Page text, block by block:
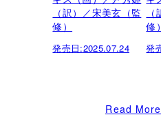
（訳）／宋美玄（監
修）
発売日:2025.07.24
修）
発
Read More